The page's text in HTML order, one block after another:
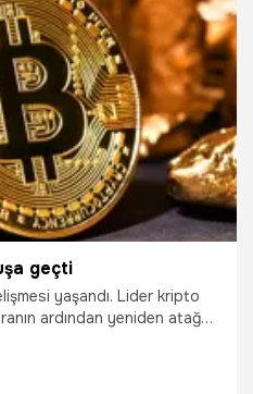
geçti
yaşandı. Lider kripto
ardından yeniden atağa